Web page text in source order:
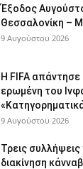
Έξοδος
Θεσσαλονίκη –
9 Αυγούστου 2026
Η FIFA απάντησε
ερωμένη του
9 Αυγούστου 2026
Τρεις συλλήψεις
διακίνηση